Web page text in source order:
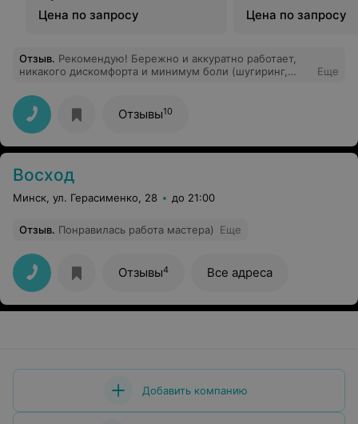
Цена по запросу
Цена по запросу
Отзыв. Рекомендую! Бережно и аккуратно работает,
никакого дискомфорта и минимум боли (шугиринг,
Еще
Отзывы10
Восход
Минск, ул. Герасименко, 28 до 21:00
Отзыв. Понравилась работа мастера) Еще
Отзывы4 Все адреса
Добавить компанию